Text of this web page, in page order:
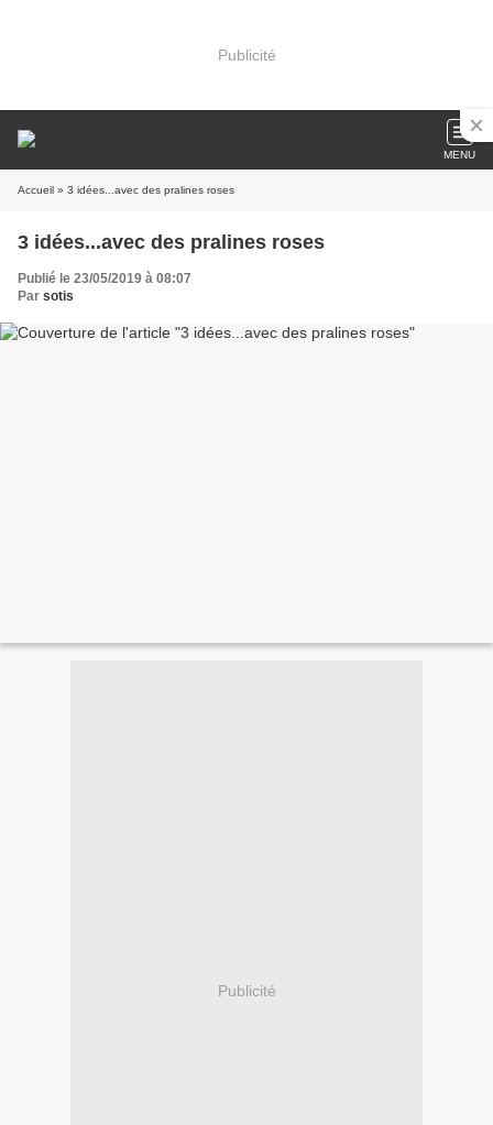
Publicité
MENU
Accueil » 3 idées...avec des pralines roses
3 idées...avec des pralines roses
Publié le 23/05/2019 à 08:07
Par sotis
Publicité